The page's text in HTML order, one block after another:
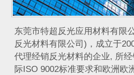
东莞市特超反光应用材料有限
反光材料有限公司)，成立于
代理经销反光材料的企业, 所
际ISO 9002标准要求和欧洲欧